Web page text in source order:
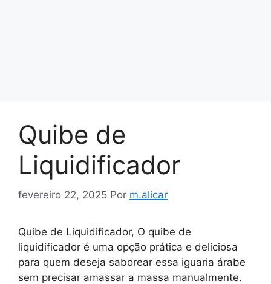
Quibe de
Liquidificador
fevereiro 22, 2025 Por m.alicar
Quibe de Liquidificador, O quibe de
liquidificador é uma opção prática e deliciosa
para quem deseja saborear essa iguaria árabe
sem precisar amassar a massa manualmente.